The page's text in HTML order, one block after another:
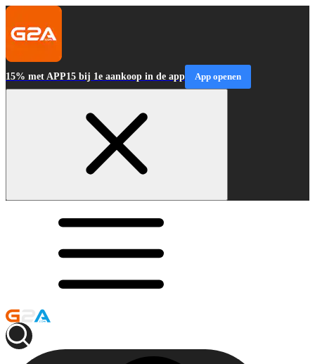
15% met APP15 bij 1e aankoop in de app App openen